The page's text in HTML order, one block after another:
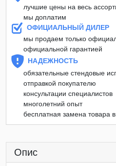
лучшие цены на весь
мы доплатим
ОФИЦИАЛЬНЫЙ ДИЛЕР
мы продаем только
официальной гарантией
НАДЕЖНОСТЬ
обязательные стендовые
отправкой покупателю
консультации специалистов
многолетний опыт
бесплатная замена товара
Опис